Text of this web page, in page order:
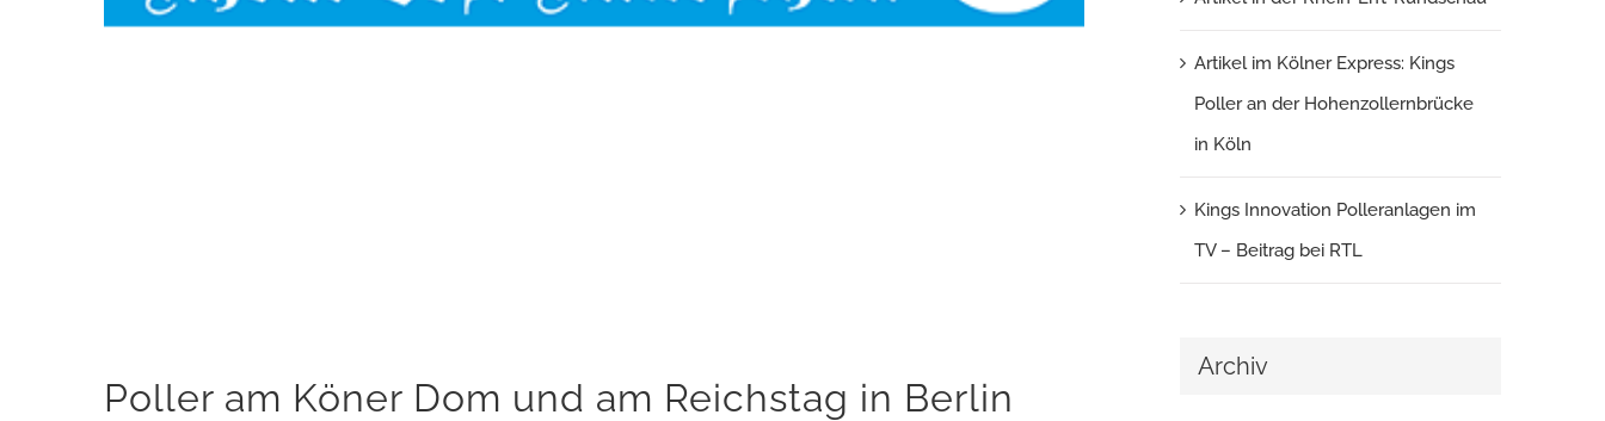
Poller am Köner Dom und am Reichstag in Berlin
Artikel im Kölner Express: Kings
Poller an der Hohenzollernbrücke
in Köln
Kings Innovation Polleranlagen im
TV – Beitrag bei RTL
Archiv